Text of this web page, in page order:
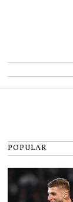
POPULAR